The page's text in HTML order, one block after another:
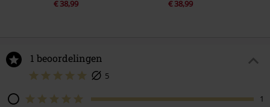
€ 38,99 € 38,99
1 beoordelingen
5
1